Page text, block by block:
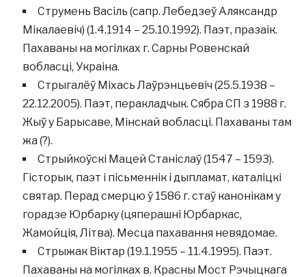
Струмень Васіль (сапр. Лебедзеў Аляксандр
Мікалаевіч) (1.4.1914 – 25.10.1992). Паэт, празаік.
Пахаваны на могілках г. Сарны Ровенскай
вобласці, Украіна.
Стрыгалёў Міхась Лаўрэнцьевіч (25.5.1938 –
22.12.2005). Паэт, перакладчык. Сябра СП з 1988 г.
Жыў у Барысаве, Мінскай вобласці. Пахаваны там
жа (?).
Стрыйкоўскі Мацей Станіслаў (1547 – 1593).
Гісторык, паэт і пісьменнік і дыпламат, каталіцкі
святар. Перад смерцю ў 1586 г. стаў канонікам у
горадзе Юрбарку (цяперашні Юрбаркас,
Жамойція, Літва). Месца пахавання невядомае.
Стрыжак Віктар (19.1.1955 – 11.4.1995). Паэт.
Пахаваны на могілках в. Красны Мост Рэчыцкага